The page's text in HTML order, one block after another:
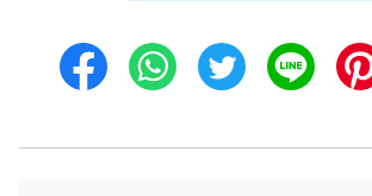
從靈界又回來的主耶穌，他帶着原有
有的性情，也帶着他在肉身時對人的
耶穌復活後的靈體，而且可以摸到、